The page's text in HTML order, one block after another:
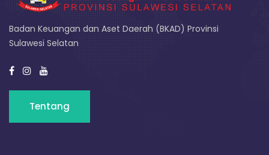
Badan Keuangan dan Aset Daerah (BKAD) Provinsi
Sulawesi Selatan
Tentang